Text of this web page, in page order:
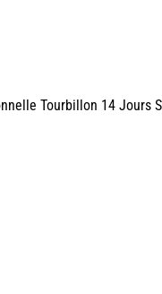
Tourbillon 14 Jours